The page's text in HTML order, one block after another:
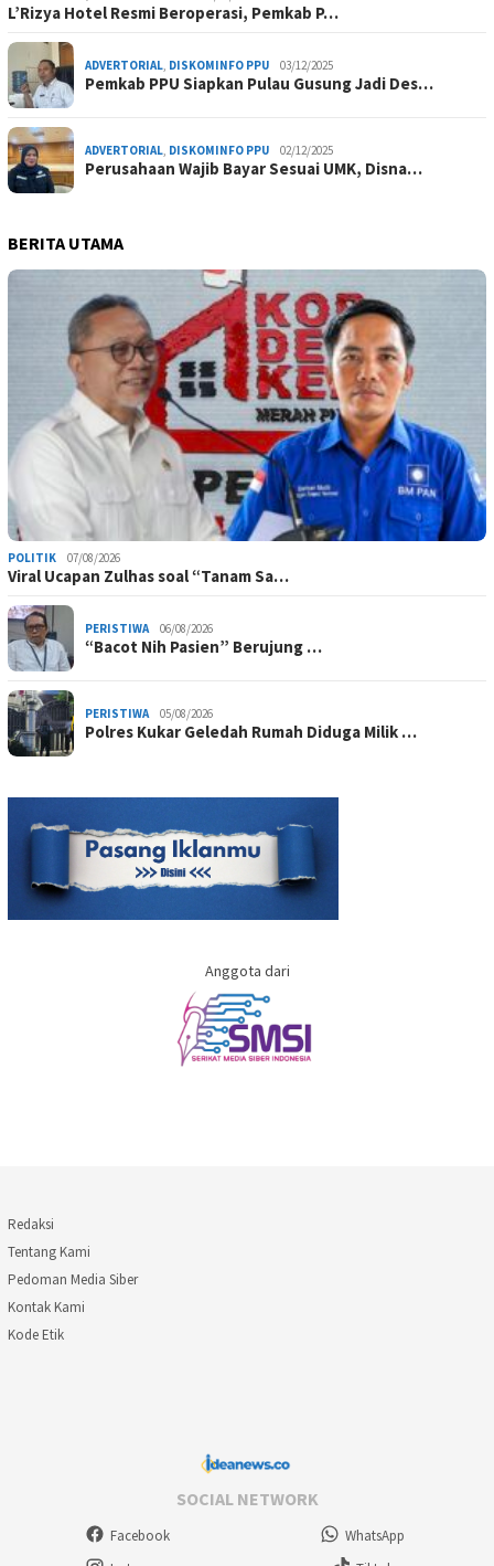
L’Rizya Hotel Resmi Beroperasi, Pemkab P…
ADVERTORIAL, DISKOMINFO PPU 03/12/2025
Pemkab PPU Siapkan Pulau Gusung Jadi Des…
ADVERTORIAL, DISKOMINFO PPU 02/12/2025
Perusahaan Wajib Bayar Sesuai UMK, Disna…
BERITA UTAMA
POLITIK 07/08/2026
Viral Ucapan Zulhas soal “Tanam Sa…
PERISTIWA 06/08/2026
“Bacot Nih Pasien” Berujung …
PERISTIWA 05/08/2026
Polres Kukar Geledah Rumah Diduga Milik …
Anggota dari
Redaksi
Tentang Kami
Pedoman Media Siber
Kontak Kami
Kode Etik
SOCIAL NETWORK
Facebook
WhatsApp